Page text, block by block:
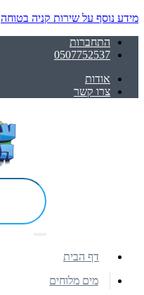
מידע נוסף על שירות קניה בטוחה
התחברות
0507752537
אודות
צרו קשר
דף הבית
מים מלוחים